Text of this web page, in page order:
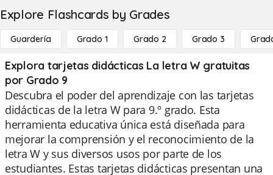
Explore Flashcards by Grades
Guardería Grado 1 Grado 2 Grado 3
Explora tarjetas didácticas La letra W gratuitas
por Grado 9
Descubra el poder del aprendizaje con las tarjetas
didácticas de la letra W para 9.º grado. Esta
herramienta educativa única está diseñada para
mejorar la comprensión y el reconocimiento de la
letra W y sus diversos usos por parte de los
estudiantes. Estas tarjetas didácticas presentan una